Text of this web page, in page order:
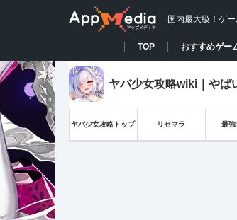
国内最大級！ゲ
TOP おすすめゲー
ヤバ少女攻略wiki｜やば
ヤバ少女攻略トップ リセマラ 最強